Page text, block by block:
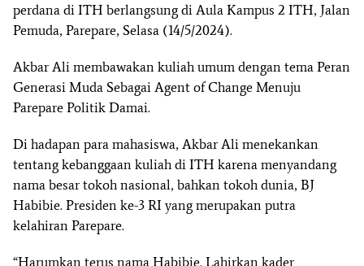
perdana di ITH berlangsung di Aula Kampus 2 ITH, Jalan
Pemuda, Parepare, Selasa (14/5/2024).
Akbar Ali membawakan kuliah umum dengan tema Peran
Generasi Muda Sebagai Agent of Change Menuju
Parepare Politik Damai.
Di hadapan para mahasiswa, Akbar Ali menekankan
tentang kebanggaan kuliah di ITH karena menyandang
nama besar tokoh nasional, bahkan tokoh dunia, BJ
Habibie. Presiden ke-3 RI yang merupakan putra
kelahiran Parepare.
“Harumkan terus nama Habibie. Lahirkan kader